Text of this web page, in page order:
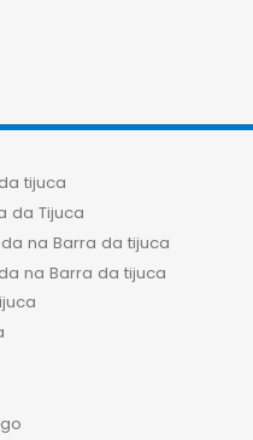
tijuca
da Tijuca
na Barra da tijuca
na Barra da tijuca